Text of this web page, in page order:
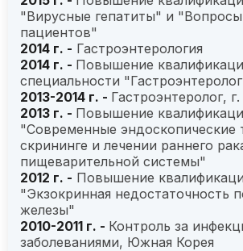
"Вирусные гепатиты" и
пациентов"
2014 г. - Гастроэнтерология
2014 г. - Повышение
специальности
2013-2014 г. - Гастроэнтеролог,
2013 г. - Повышение
"Современные эндоскопические
скрининге и лечении раннего
пищеварительной системы"
2012 г. - Повышение
"Экзокринная недостаточность
железы"
2010-2011 г. - Контроль за
заболеваниями, Южная Корея